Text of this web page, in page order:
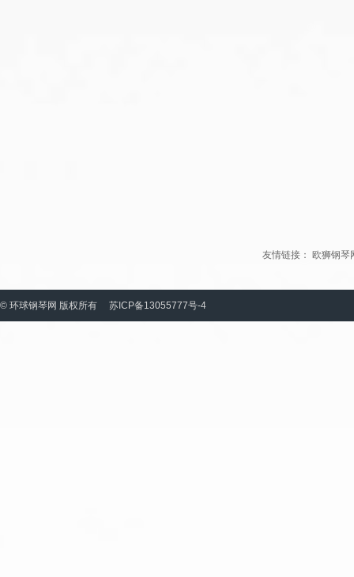
友情链接： 欧狮钢琴
© 环球钢琴网 版权所有 苏ICP备13055777号-4